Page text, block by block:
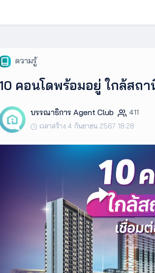
ความรู้
10 คอนโดพร้อมอยู่ ใกล้สถ
บรรณาธิการ Agent Club
411
เวลาสร้าง 4 กันยายน 2567 18:28